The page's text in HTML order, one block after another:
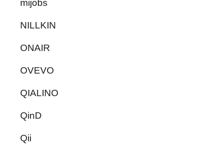
mijobs
NILLKIN
ONAIR
OVEVO
QIALINO
QinD
Qii